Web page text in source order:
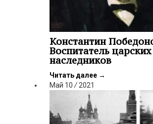
Константин
Воспитатель царских
наследников
Читать далее →
Май 10/2021